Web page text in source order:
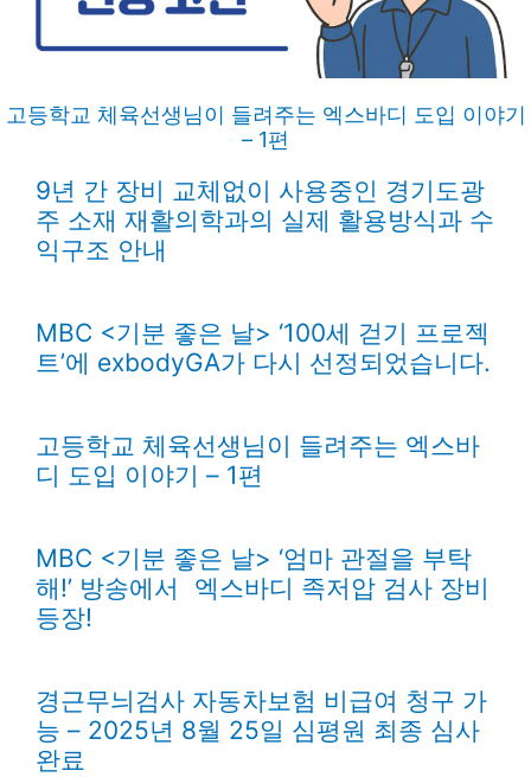
고등학교 체육선생님이 들려주는 엑스바디 도입 이야기
– 1편
9년 간 장비 교체없이 사용중인 경기도광
주 소재 재활의학과의 실제 활용방식과 수
익구조 안내
MBC <기분 좋은 날> ‘100세 걷기 프로젝
트’에 exbodyGA가 다시 선정되었습니다.
고등학교 체육선생님이 들려주는 엑스바
디 도입 이야기 – 1편
MBC <기분 좋은 날> ‘엄마 관절을 부탁
해!’ 방송에서 엑스바디 족저압 검사 장비
등장!
경근무늬검사 자동차보험 비급여 청구 가
능 – 2025년 8월 25일 심평원 최종 심사
완료